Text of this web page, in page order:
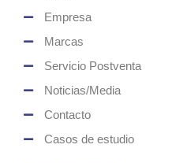
Empresa
Marcas
Servicio Postventa
Noticias/Media
Contacto
Casos de estudio